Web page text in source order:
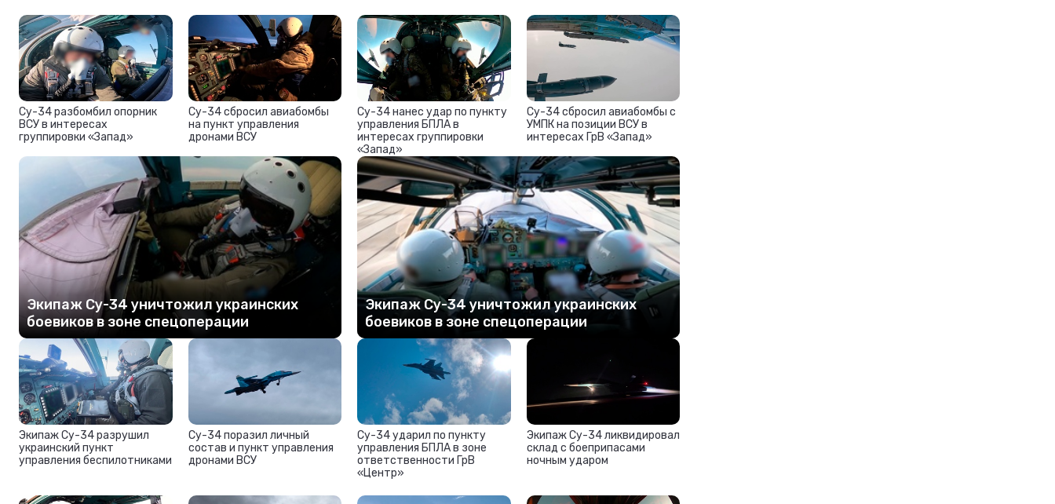
Су-34 разбомбил опорник
ВСУ в интересах
группировки «Запад»
Су-34 сбросил авиабомбы
на пункт управления
дронами ВСУ
Су-34 нанес удар по пункту
управления БПЛА в
интересах группировки
«Запад»
Су-34 сбросил авиабомбы с
УМПК на позиции ВСУ в
интересах ГрВ «Запад»
Экипаж Су-34 уничтожил украинских
боевиков в зоне спецоперации
Экипаж Су-34 уничтожил украинских
боевиков в зоне спецоперации
Экипаж Су-34 разрушил
украинский пункт
управления беспилотниками
Су-34 поразил личный
состав и пункт управления
дронами ВСУ
Су-34 ударил по пункту
управления БПЛА в зоне
ответственности ГрВ
«Центр»
Экипаж Су-34 ликвидировал
склад с боеприпасами
ночным ударом